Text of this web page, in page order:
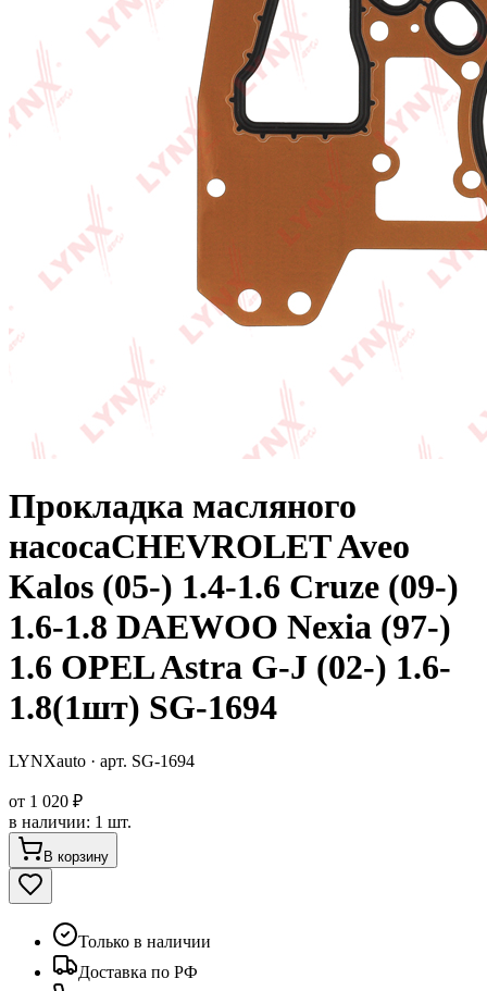
Прокладка масляного
насосаCHEVROLET Aveo
Kalos (05-) 1.4-1.6 Cruze (09-)
1.6-1.8 DAEWOO Nexia (97-)
1.6 OPEL Astra G-J (02-) 1.6-
1.8(1шт) SG-1694
LYNXauto · арт. SG-1694
от 1 020 ₽
в наличии: 1 шт.
В корзину
Только в наличии
Доставка по РФ